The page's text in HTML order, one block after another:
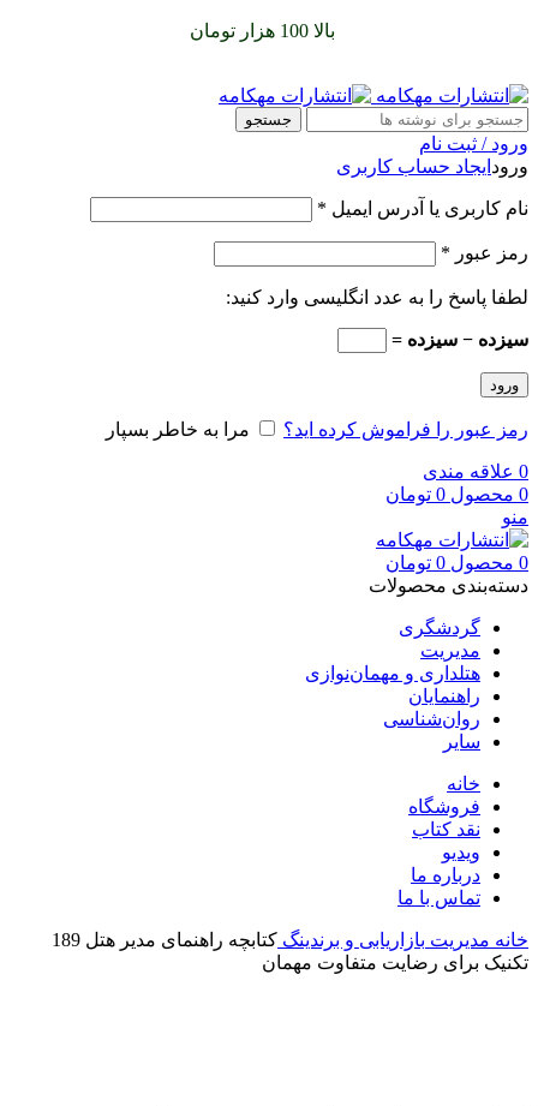
بالا 100 هزار تومان
جستجو
ورود / ثبت نام
ورود ایجاد حساب کاربری
نام کاربری یا آدرس ایمیل *
رمز عبور *
لطفا پاسخ را به عدد انگلیسی وارد کنید:
سیزده − سیزده =
ورود
رمز عبور را فراموش کرده اید؟ مرا به خاطر بسپار
0 علاقه مندی
0 محصول 0 تومان
منو
0 محصول 0 تومان
دسته‌بندی محصولات
گردشگری
مدیریت
هتلداری و مهمان‌نوازی
راهنمایان
روان‌شناسی
سایر
خانه
فروشگاه
نقد کتاب
ویدیو
درباره‌ ما
تماس با ما
خانه مدیریت بازاریابی و برندینگ
کتابچه راهنمای مدیر هتل 189
تکنیک برای رضایت متفاوت مهمان